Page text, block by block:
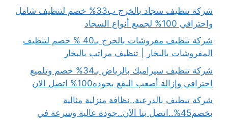
شركة تنظيف سجاد بالخرج ب33% خصم لتنظيف شامل
واحترافي 100% لجميع أنواع السجاد
شركة تنظيف مفروشات بالخرج بـ40 % خصم لتنظيف
المفروشات بالبخار | تنظيف مراتب بالبخار
شركة تنظيف سيراميك بالرياض بـ34% خصم وتلميع
احترافي وإزالة أصعب البقع بجوده100% اتصل الان
شركة تنظيف بالدرعية..نظافة منزلية مثالية
بخصم45%..اتصل بنا الآن..جودة عالية وسرعة في